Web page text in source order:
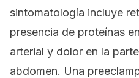
sintomatología incluye
presencia de proteínas
arterial y dolor en la
abdomen. Una